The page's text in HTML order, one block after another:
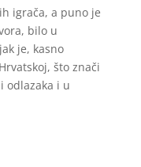
igrača, a puno je
bilo u
je, kasno
što znači
odlazaka i u